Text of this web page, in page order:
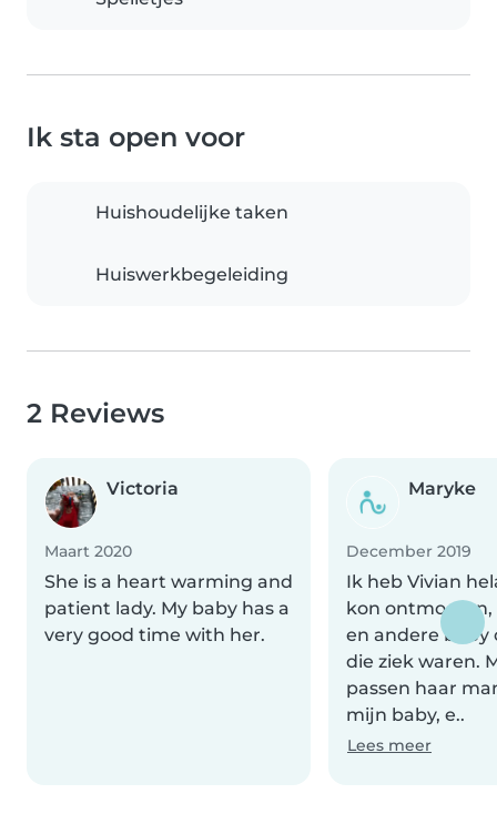
Ik sta open voor
Huishoudelijke taken
Huiswerkbegeleiding
2 Reviews
Victoria
Maart 2020
She is a heart warming and
patient lady. My baby has a
very good time with her.
Maryke
December 2019
Ik heb Vivian
kon ontmoeten,
en andere baby
die ziek waren.
passen haar
mijn baby, e..
Lees meer